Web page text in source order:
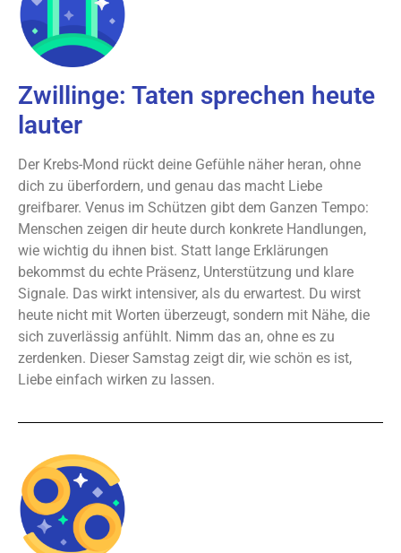
Zwillinge: Taten sprechen heute
lauter
Der Krebs-Mond rückt deine Gefühle näher heran, ohne
dich zu überfordern, und genau das macht Liebe
greifbarer. Venus im Schützen gibt dem Ganzen Tempo:
Menschen zeigen dir heute durch konkrete Handlungen,
wie wichtig du ihnen bist. Statt lange Erklärungen
bekommst du echte Präsenz, Unterstützung und klare
Signale. Das wirkt intensiver, als du erwartest. Du wirst
heute nicht mit Worten überzeugt, sondern mit Nähe, die
sich zuverlässig anfühlt. Nimm das an, ohne es zu
zerdenken. Dieser Samstag zeigt dir, wie schön es ist,
Liebe einfach wirken zu lassen.